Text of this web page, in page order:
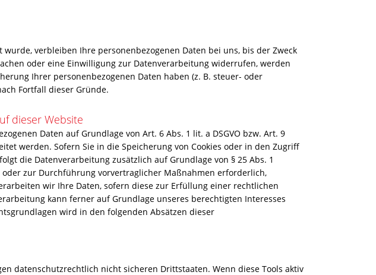
verbleiben Ihre personenbezogenen Daten bei uns, bis der Zweck
oder eine Einwilligung zur Datenverarbeitung widerrufen, werden
Ihrer personenbezogenen Daten haben (z. B. steuer- oder
Fortfall dieser Gründe.
dieser Website
Daten auf Grundlage von Art. 6 Abs. 1 lit. a DSGVO bzw. Art. 9
werden. Sofern Sie in die Speicherung von Cookies oder in den Zugriff
die Datenverarbeitung zusätzlich auf Grundlage von § 25 Abs. 1
zur Durchführung vorvertraglicher Maßnahmen erforderlich,
wir Ihre Daten, sofern diese zur Erfüllung einer rechtlichen
kann ferner auf Grundlage unseres berechtigten Interesses
wird in den folgenden Absätzen dieser
datenschutzrechtlich nicht sicheren Drittstaaten. Wenn diese Tools aktiv